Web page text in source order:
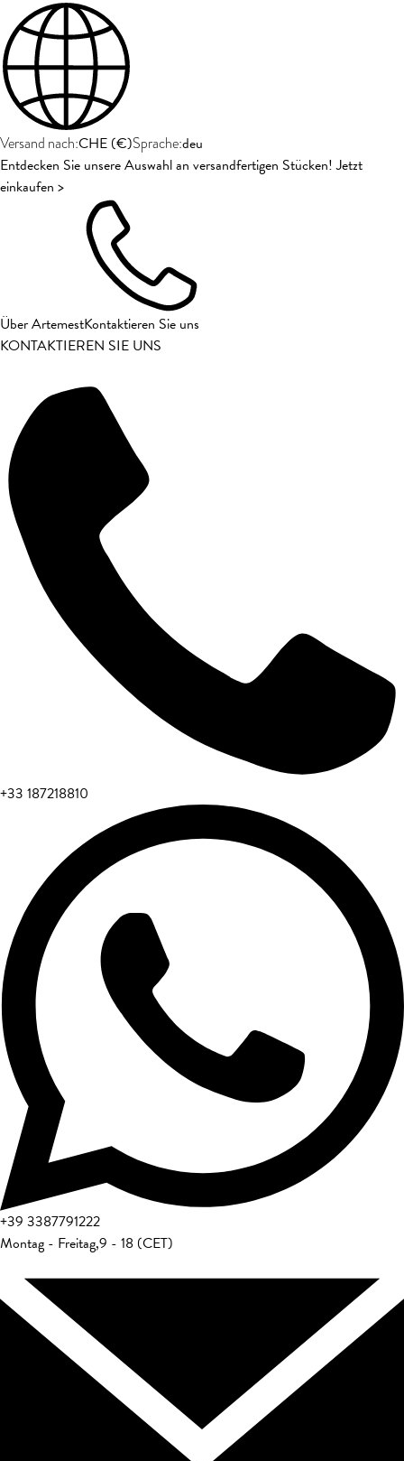
Versand nach:CHE (€)Sprache:deu
Entdecken Sie unsere Auswahl an versandfertigen Stücken! Jetzt
einkaufen >
Über ArtemestKontaktieren Sie uns
KONTAKTIEREN SIE UNS
+33 187218810
+39 3387791222
Montag - Freitag,9 - 18 (CET)